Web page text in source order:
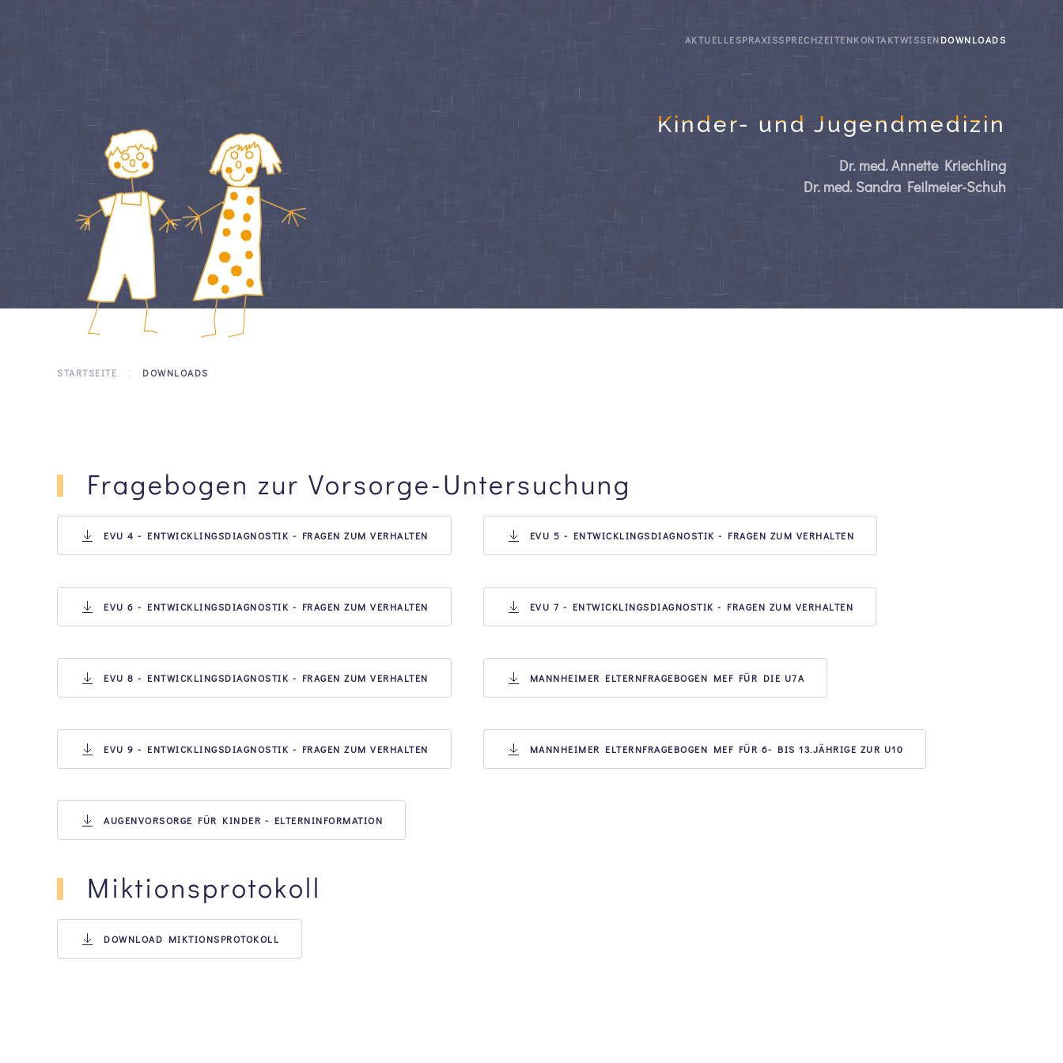
AKTUELLESPRAXISSPRECHZEITENKONTAKTWISSENDOWNLOADS
Kinder- und Jugendmedizin
Dr. med. Annette Kriechling
Dr. med. Sandra Feilmeier-Schuh
STARTSEITE DOWNLOADS
Fragebogen zur Vorsorge-Untersuchung
EVU 4 - ENTWICKLINGSDIAGNOSTIK - FRAGEN ZUM VERHALTEN EVU 5 - ENTWICKLINGSDIAGNOSTIK - FRAGEN ZUM VERHALTEN
EVU 6 - ENTWICKLINGSDIAGNOSTIK - FRAGEN ZUM VERHALTEN EVU 7 - ENTWICKLINGSDIAGNOSTIK - FRAGEN ZUM VERHALTEN
EVU 8 - ENTWICKLINGSDIAGNOSTIK - FRAGEN ZUM VERHALTEN MANNHEIMER ELTERNFRAGEBOGEN MEF FÜR DIE U7A
EVU 9 - ENTWICKLINGSDIAGNOSTIK - FRAGEN ZUM VERHALTEN MANNHEIMER ELTERNFRAGEBOGEN MEF FÜR 6- BIS 13.JÄHRIGE ZUR U10
AUGENVORSORGE FÜR KINDER - ELTERNINFORMATION
Miktionsprotokoll
DOWNLOAD MIKTIONSPROTOKOLL